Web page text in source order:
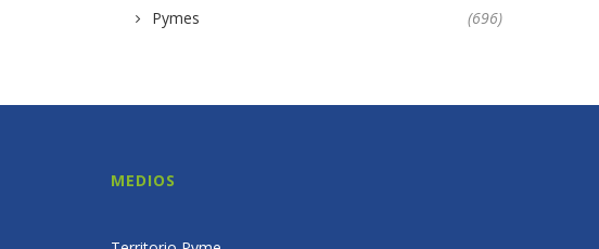
Pymes (696)
MEDIOS